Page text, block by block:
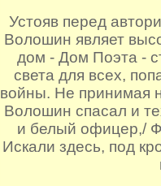
Устояв перед
Волошин являет
дом - Дом Поэта -
света для всех,
войны. Не принимая
Волошин спасал и
и белый офицер,/
Искали здесь, под